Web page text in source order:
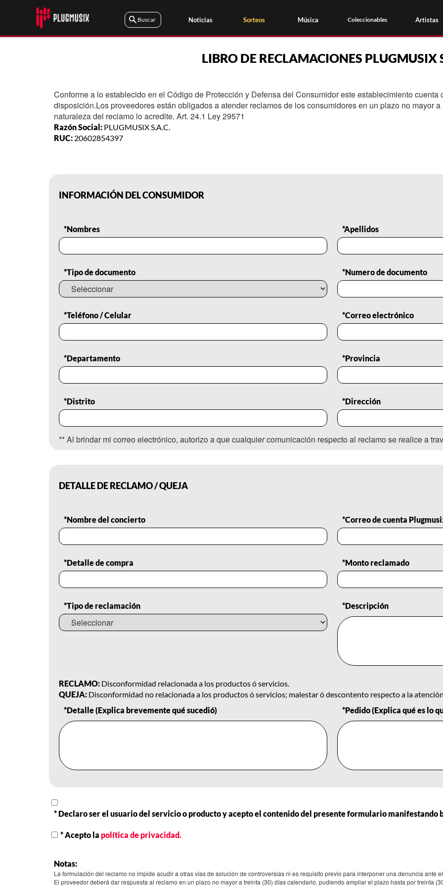
Artistas
Coleccionables
Música
Sorteos
Noticias
LIBRO DE RECLAMACIONES PLUGMUSIX
Conforme a lo establecido en el Código de Protección y Defensa del Consumidor este establecimiento
disposición.Los proveedores están obligados a atender reclamos de los consumidores en un plazo no mayor
naturaleza del reclamo lo acredite. Art. 24.1 Ley 29571
Razón Social: PLUGMUSIX S.A.C.
RUC: 20602854397
INFORMACIÓN DEL CONSUMIDOR
*Nombres *Apellidos
*Tipo de documento *Numero de documento
*Teléfono / Celular *Correo electrónico
*Departamento *Provincia
*Distrito *Dirección
** Al brindar mi correo electrónico, autorizo a que cualquier comunicación respecto al reclamo se realice a
DETALLE DE RECLAMO / QUEJA
*Nombre del concierto *Correo de cuenta
*Detalle de compra *Monto reclamado
*Tipo de reclamación *Descripción
RECLAMO: Disconformidad relacionada a los productos ó servicios.
QUEJA: Disconformidad no relacionada a los productos ó servicios; malestar ó descontento respecto a la
*Detalle (Explica brevemente qué sucedió)
*Pedido (Explica qué es lo
* Declaro ser el usuario del servicio o producto y acepto el contenido del presente formulario manifestando
* Acepto la política de privacidad.
Notas:
La formulación del reclamo no impide acudir a otras vías de solución de controversias ni es requisito previo para interponer una denuncia ante
El proveedor deberá dar respuesta al reclamo en un plazo no mayor a treinta (30) días calendario, pudiendo ampliar el plazo hasta por treinta